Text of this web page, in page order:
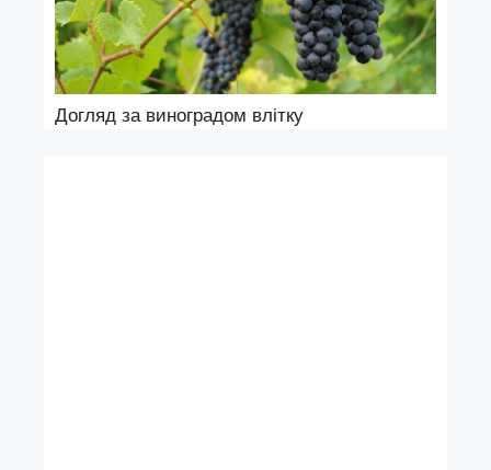
Догляд за виноградом влітку